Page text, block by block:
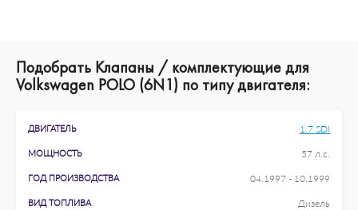
Подобрать Клапаны / комплектующие для
Volkswagen POLO (6N1) по типу двигателя:
ДВИГАТЕЛЬ 1.7 SDI
МОЩНОСТЬ 57 л.с.
ГОД ПРОИЗВОДСТВА 04.1997 - 10.1999
ВИД ТОПЛИВА Дизель